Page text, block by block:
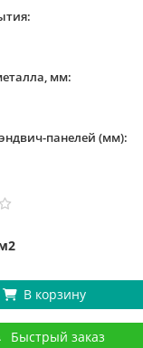
мм:
панелей (мм):
В корзину
Быстрый заказ